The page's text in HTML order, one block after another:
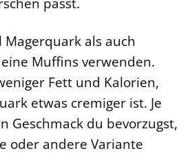
als auch
Muffins verwenden.
Fett und Kalorien,
etwas cremiger ist. Je
Geschmack du bevorzugst,
oder andere Variante